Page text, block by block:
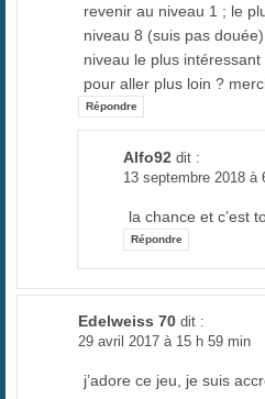
revenir au niveau 1 ; le
niveau 8 (suis pas
niveau le plus
pour aller plus loin ?
Répondre
Alfo92 dit :
13 septembre 2018 à
la chance et c’est
Répondre
Edelweiss 70 dit :
29 avril 2017 à 15 h 59 min
j’adore ce jeu, je suis